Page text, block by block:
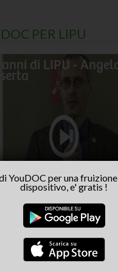
PER LIPU
anni di LIPU -
YouDOC per una
dispositivo, e' gratis !